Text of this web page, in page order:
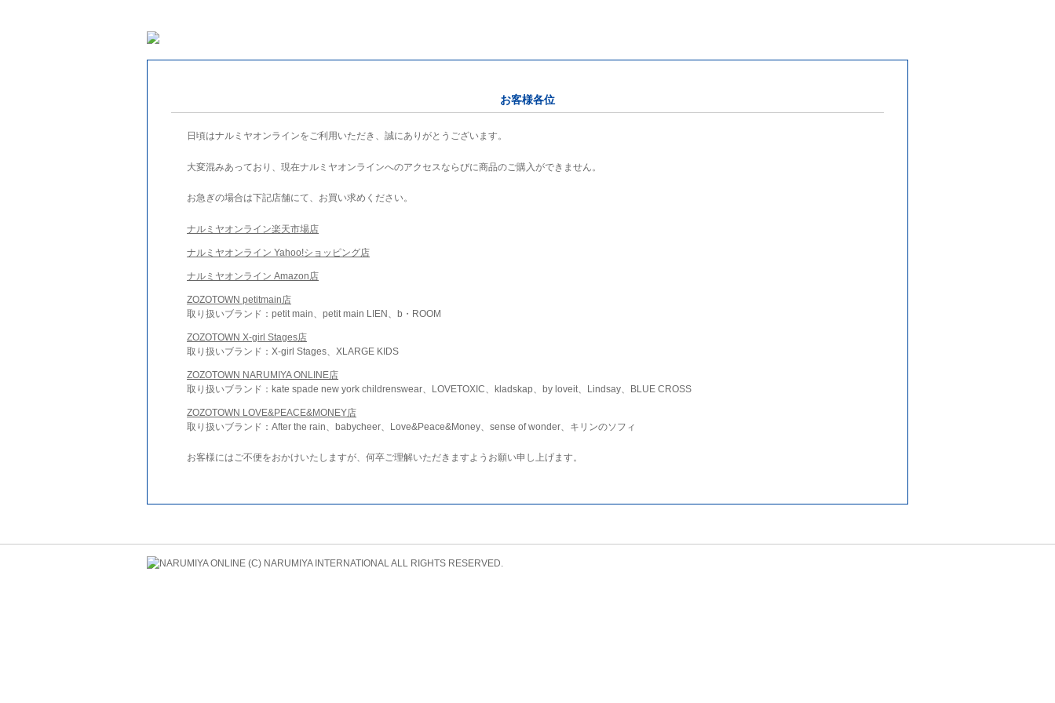
お客様各位
日頃はナルミヤオンラインをご利用いただき、誠にありがとうございます。
大変混みあっており、現在ナルミヤオンラインへのアクセスならびに商品のご購入ができません。
お急ぎの場合は下記店舗にて、お買い求めください。
ナルミヤオンライン楽天市場店
ナルミヤオンライン Yahoo!ショッピング店
ナルミヤオンライン Amazon店
ZOZOTOWN petitmain店
取り扱いブランド：petit main、petit main LIEN、b・ROOM
ZOZOTOWN X-girl Stages店
取り扱いブランド：X-girl Stages、XLARGE KIDS
ZOZOTOWN NARUMIYA ONLINE店
取り扱いブランド：kate spade new york childrenswear、LOVETOXIC、kladskap、by loveit、Lindsay、BLUE CROSS
ZOZOTOWN LOVE&PEACE&MONEY店
取り扱いブランド：After the rain、babycheer、Love&Peace&Money、sense of wonder、キリンのソフィ
お客様にはご不便をおかけいたしますが、何卒ご理解いただきますようお願い申し上げます。